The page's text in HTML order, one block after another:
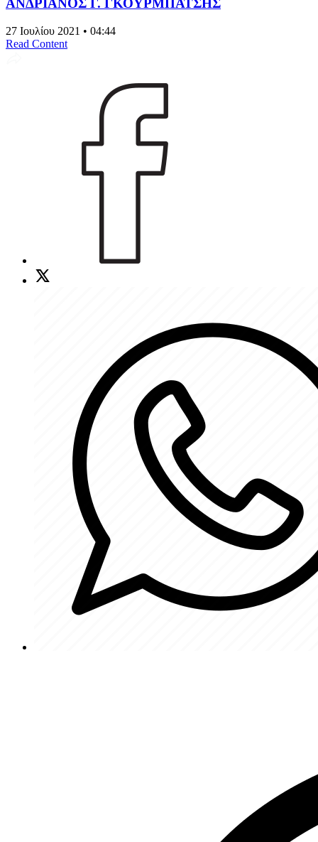
ΑΝΔΡΙΑΝΟΣ Γ. ΓΚΟΥΡΜΠΑΤΣΗΣ
27 Ιουλίου 2021 • 04:44
Read Content